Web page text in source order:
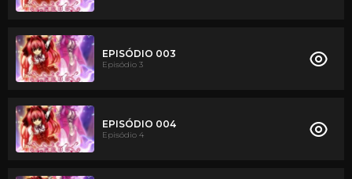
EPISÓDIO 003
Episódio 3
EPISÓDIO 004
Episódio 4